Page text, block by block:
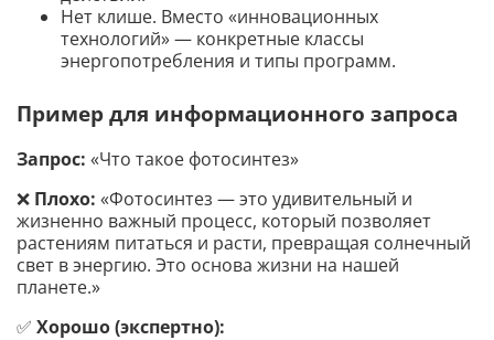
Нет клише. Вместо «инновационных
технологий» — конкретные классы
энергопотребления и типы программ.
Пример для информационного запроса
Запрос: «Что такое фотосинтез»
❌ Плохо: «Фотосинтез — это удивительный и
жизненно важный процесс, который позволяет
растениям питаться и расти, превращая солнечный
свет в энергию. Это основа жизни на нашей
планете.»
✅ Хорошо (экспертно):